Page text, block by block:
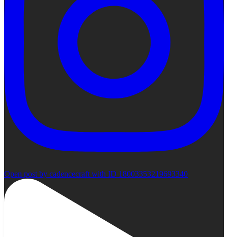
Open post by cadencecraft with ID 18003353219693340